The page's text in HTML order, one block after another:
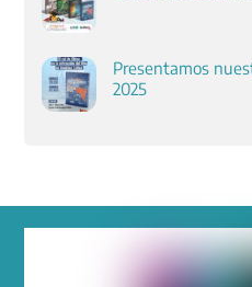
Presentamos
2025